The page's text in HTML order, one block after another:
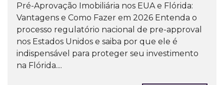
Pré-Aprovação Imobiliária nos EUA e Flórida:
Vantagens e Como Fazer em 2026 Entenda o
processo regulatório nacional de pre-approval
nos Estados Unidos e saiba por que ele é
indispensável para proteger seu investimento
na Flórida....